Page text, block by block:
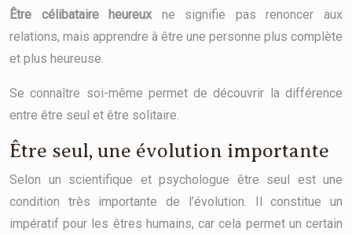
Être célibataire heureuxne signifie pas renoncer aux
relations, mais apprendre à être une personne plus complète
et plus heureuse.
Se connaître soi-même permet de découvrir la différence
entre être seul et être solitaire.
Être seul, une évolution importante
Selon un scientifique et psychologue être seul est une
condition très importante de l’évolution. Il constitue un
impératif pour les êtres humains, car cela permet un certain